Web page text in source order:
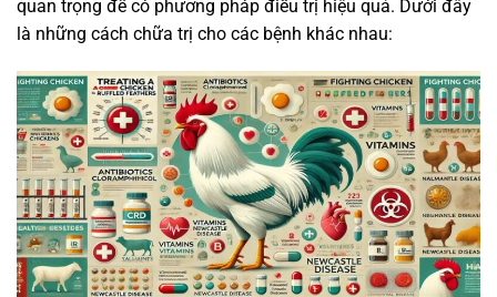
quan trọng để có phương pháp điều trị hiệu quả. Dưới đây
là những cách chữa trị cho các bệnh khác nhau: